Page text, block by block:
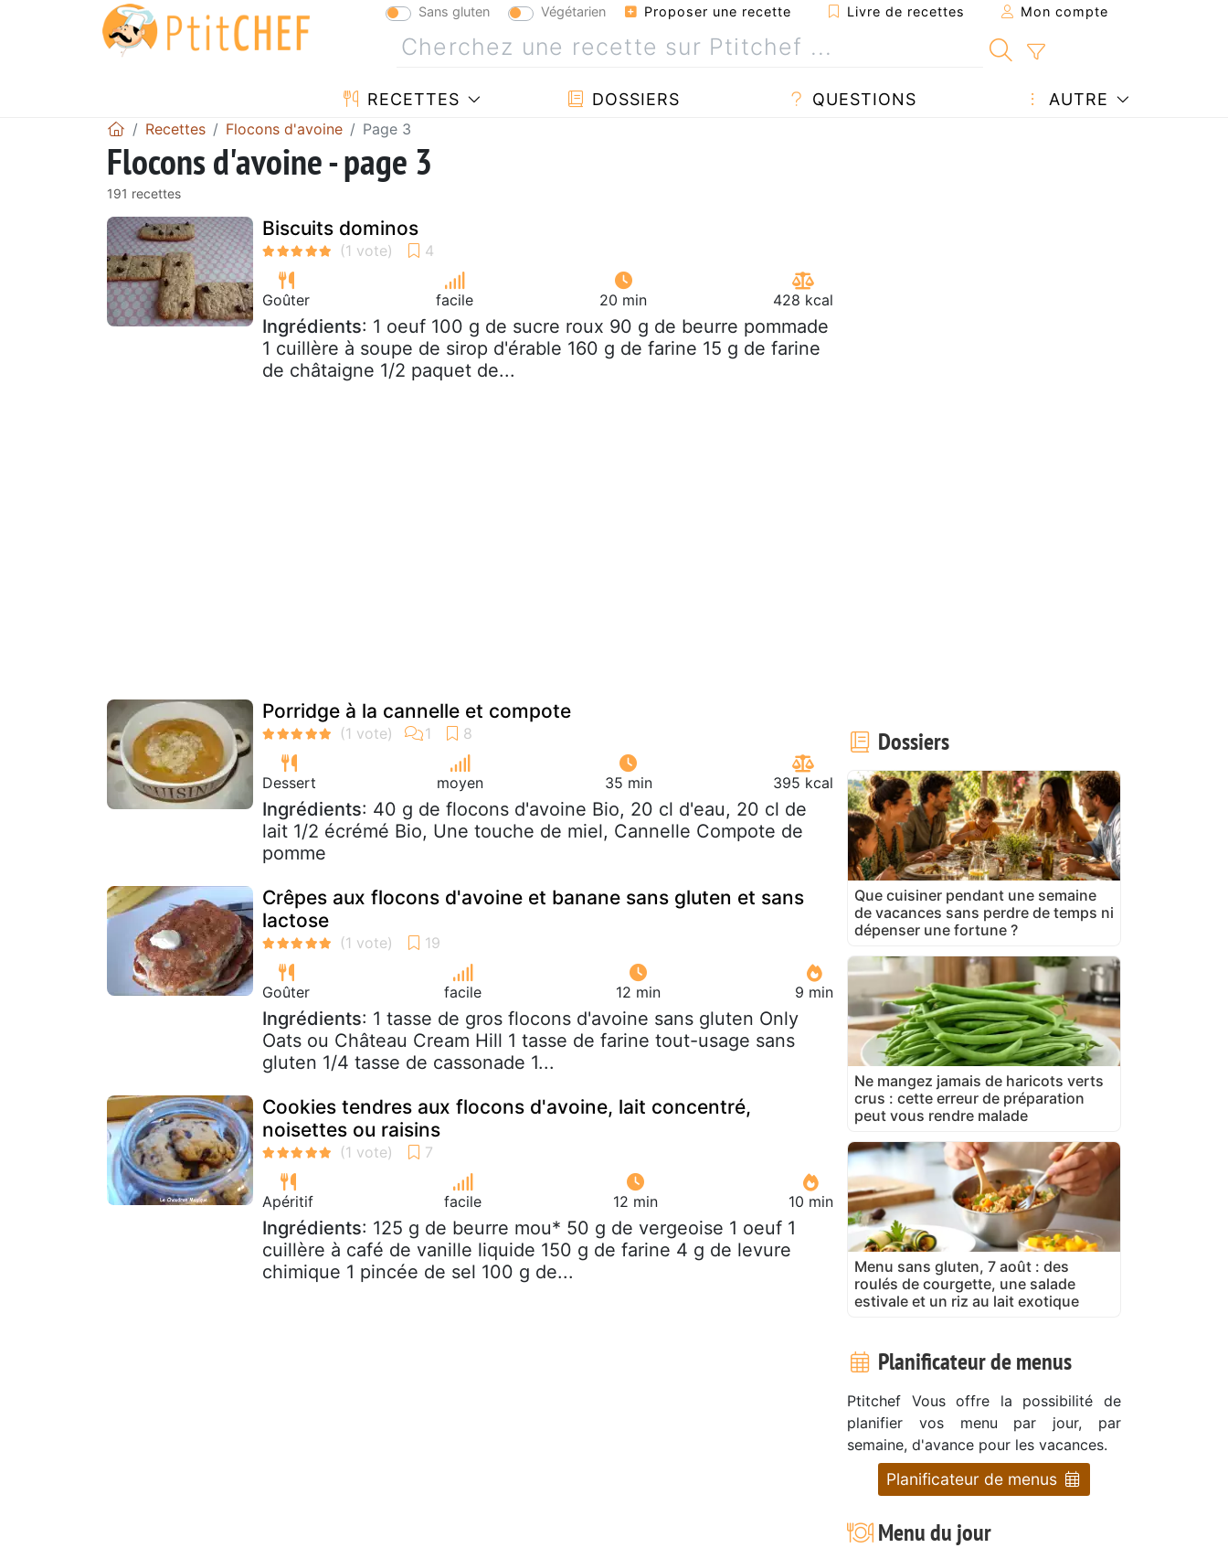
Sans gluten Végétarien Proposer une recette Livre de recettes Mon compte
RECETTES DOSSIERS QUESTIONS AUTRE
Recettes Flocons d'avoine Page 3
Flocons d'avoine - page 3
191 recettes
Biscuits dominos
Goûter facile 20 min 428 kcal
Ingrédients: 1 oeuf 100 g de sucre roux 90 g de beurre pommade
1 cuillère à soupe de sirop d'érable 160 g de farine 15 g de farine
de châtaigne 1/2 paquet de...
Porridge à la cannelle et compote
Dessert moyen 35 min 395 kcal
Ingrédients: 40 g de flocons d'avoine Bio, 20 cl d'eau, 20 cl de
lait 1/2 écrémé Bio, Une touche de miel, Cannelle Compote de
pomme
Crêpes aux flocons d'avoine et banane sans gluten et sans
lactose
Goûter facile 12 min 9 min
Ingrédients: 1 tasse de gros flocons d'avoine sans gluten Only
Oats ou Château Cream Hill 1 tasse de farine tout-usage sans
gluten 1/4 tasse de cassonade 1...
Cookies tendres aux flocons d'avoine, lait concentré,
noisettes ou raisins
Apéritif facile 12 min 10 min
Ingrédients: 125 g de beurre mou* 50 g de vergeoise 1 oeuf 1
cuillère à café de vanille liquide 150 g de farine 4 g de levure
chimique 1 pincée de sel 100 g de...
Dossiers
Que cuisiner pendant une semaine
de vacances sans perdre de temps ni
dépenser une fortune ?
Ne mangez jamais de haricots verts
crus : cette erreur de préparation
peut vous rendre malade
Menu sans gluten, 7 août : des
roulés de courgette, une salade
estivale et un riz au lait exotique
Planificateur de menus
Ptitchef Vous offre la possibilité de
planifier vos menu par jour, par
semaine, d'avance pour les vacances.
Planificateur de menus
Menu du jour